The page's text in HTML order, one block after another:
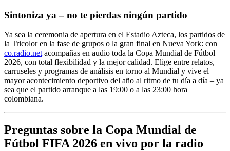
Sintoniza ya – no te pierdas ningún partido
Ya sea la ceremonia de apertura en el Estadio Azteca, los partidos de
la Tricolor en la fase de grupos o la gran final en Nueva York: con
co.radio.net acompañas en audio toda la Copa Mundial de Fútbol
2026, con total flexibilidad y la mejor calidad. Elige entre relatos,
carruseles y programas de análisis en torno al Mundial y vive el
mayor acontecimiento deportivo del año al ritmo de tu día a día – ya
sea que el partido arranque a las 19:00 o a las 23:00 hora
colombiana.
Preguntas sobre la Copa Mundial de
Fútbol FIFA 2026 en vivo por la radio